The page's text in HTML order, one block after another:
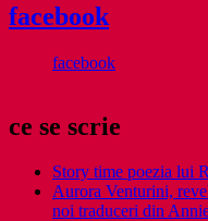
facebook
facebook
ce se scrie
Story time poezia lui
Aurora Venturini,
noi traduceri din